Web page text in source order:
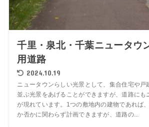
千里・泉北・千葉ニュータウ
用道路
2024.10.19
ニュータウンらしい光景として、集合住宅や戸
並ぶ光景をあげることができますが、道路にも
が現れています。1つの敷地内の建物であれば
か否かに関わらず計画できますが、道路の...